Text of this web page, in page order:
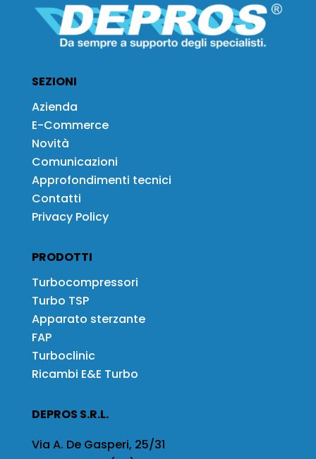
SEZIONI
Azienda
E-Commerce
Novità
Comunicazioni
Approfondimenti tecnici
Contatti
Privacy Policy
PRODOTTI
Turbocompressori
Turbo TSP
Apparato sterzante
FAP
Turboclinic
Ricambi E&E Turbo
DEPROS S.R.L.
Via A. De Gasperi, 25/31